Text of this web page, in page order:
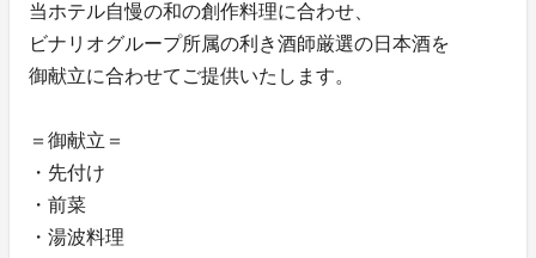
当ホテル自慢の和の創作料理に合わせ、
ビナリオグループ所属の利き酒師厳選の日本酒を
御献立に合わせてご提供いたします。
＝御献立＝
・先付け
・前菜
・湯波料理